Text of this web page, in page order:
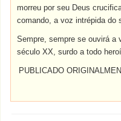
morreu por seu Deus
comando, a voz intrépida do
Sempre, sempre se ouvirá a
século XX, surdo a todo
PUBLICADO